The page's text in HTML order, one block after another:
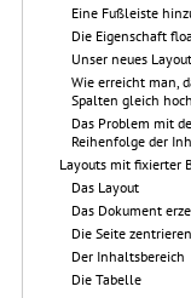
Eine Fußleiste
Die Eigenschaft
Unser neues
Wie erreicht man,
Spalten gleich
Das Problem mit
Reihenfolge der
Layouts mit fixierter
Das Layout
Das Dokument
Die Seite zentrieren
Der Inhaltsbereich
Die Tabelle